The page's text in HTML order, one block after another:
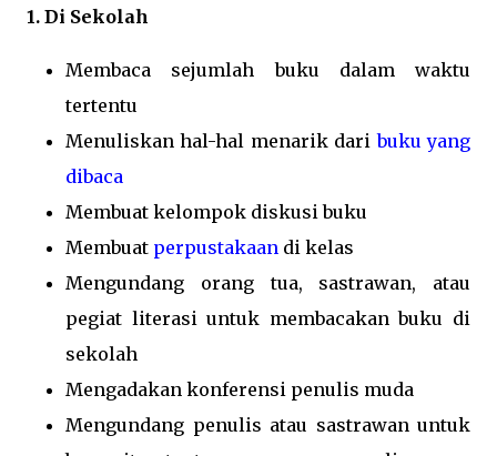
1. Di Sekolah
Membaca sejumlah buku dalam waktu
tertentu
Menuliskan hal-hal menarik daribuku yang
dibaca
Membuat kelompok diskusi buku
Membuat perpustakaan di kelas
Mengundang orang tua, sastrawan, atau
pegiat literasi untuk membacakan buku di
sekolah
Mengadakan konferensi penulis muda
Mengundang penulis atau sastrawan untuk